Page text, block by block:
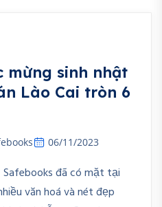
mừng sinh nhật
Lào Cai tròn 6
06/11/2023
đã có mặt tại
văn hoá và nét đẹp